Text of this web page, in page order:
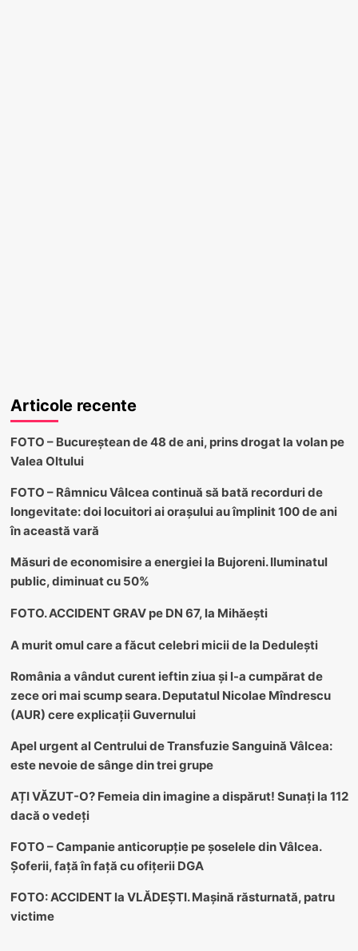
Articole recente
FOTO – Bucureștean de 48 de ani, prins drogat la volan pe
Valea Oltului
FOTO – Râmnicu Vâlcea continuă să bată recorduri de
longevitate: doi locuitori ai orașului au împlinit 100 de ani
în această vară
Măsuri de economisire a energiei la Bujoreni. Iluminatul
public, diminuat cu 50%
FOTO. ACCIDENT GRAV pe DN 67, la Mihăești
A murit omul care a făcut celebri micii de la Dedulești
România a vândut curent ieftin ziua și l-a cumpărat de
zece ori mai scump seara. Deputatul Nicolae Mîndrescu
(AUR) cere explicații Guvernului
Apel urgent al Centrului de Transfuzie Sanguină Vâlcea:
este nevoie de sânge din trei grupe
AȚI VĂZUT-O? Femeia din imagine a dispărut! Sunați la 112
dacă o vedeți
FOTO – Campanie anticorupție pe șoselele din Vâlcea.
Șoferii, față în față cu ofițerii DGA
FOTO: ACCIDENT la VLĂDEȘTI. Mașină răsturnată, patru
victime